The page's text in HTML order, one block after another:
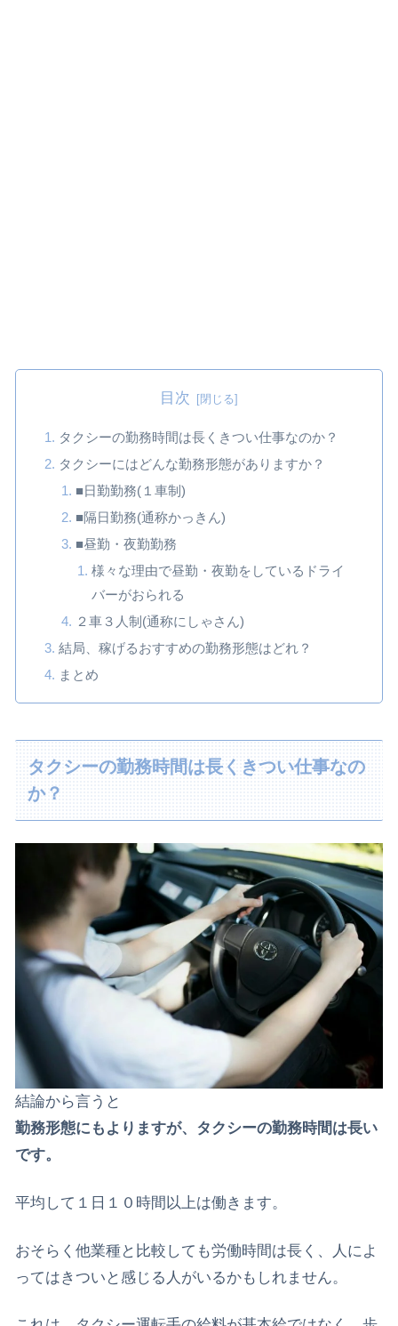
目次
タクシーの勤務時間は長くきつい仕事なのか？
タクシーにはどんな勤務形態がありますか？
■日勤勤務(１車制)
■隔日勤務(通称かっきん)
■昼勤・夜勤勤務
様々な理由で昼勤・夜勤をしているドライ
バーがおられる
２車３人制(通称にしゃさん)
結局、稼げるおすすめの勤務形態はどれ？
まとめ
タクシーの勤務時間は長くきつい仕事なの
か？
結論から言うと
勤務形態にもよりますが、タクシーの勤務時間は長い
です。
平均して１日１０時間以上は働きます。
おそらく他業種と比較しても労働時間は長く、人によ
ってはきついと感じる人がいるかもしれません。